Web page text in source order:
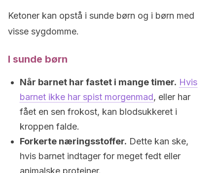
Ketoner kan opstå i sunde børn og i børn med
visse sygdomme.
I sunde børn
Når barnet har fastet i mange timer. Hvis
barnet ikke har spist morgenmad, eller har
fået en sen frokost, kan blodsukkeret i
kroppen falde.
Forkerte næringsstoffer. Dette kan ske,
hvis barnet indtager for meget fedt eller
animalske proteiner.